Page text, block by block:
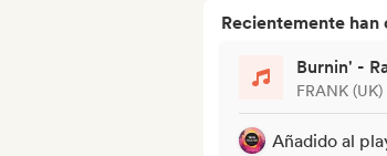
Recientemente
Burnin' -
FRANK (UK)
Añadido al